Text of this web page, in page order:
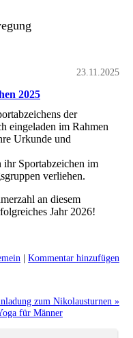
23.11.2025
2025
der
eingeladen im Rahmen
Urkunde und
Sportabzeichen im
verliehen.
an diesem
Jahr 2026!
| Kommentar hinzufügen
zum Nikolausturnen »
für Männer